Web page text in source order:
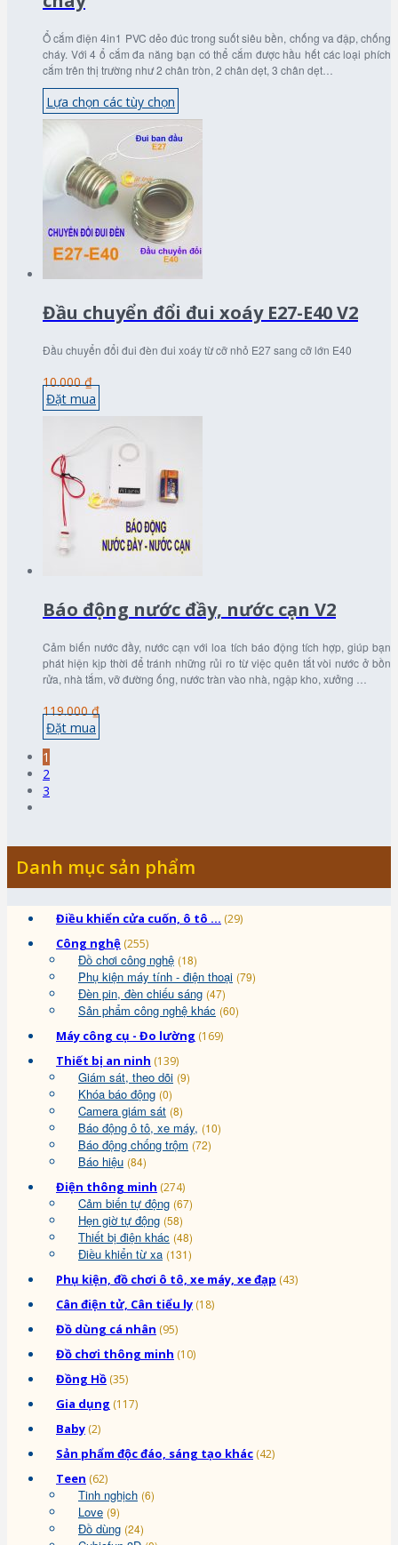
Ổ cắm điện 4in1 PVC dẻo đúc trong suốt siêu bền, chống va đập, chống
cháy. Với 4 ổ cắm đa năng bạn có thể cắm được hầu hết các loại phích
cắm trên thị trường như 2 chân tròn, 2 chân dẹt, 3 chân dẹt…
Lựa chọn các tùy chọn
Đầu chuyển đổi đui xoáy E27-E40 V2
Đầu chuyển đổi đui đèn đui xoáy từ cỡ nhỏ E27 sang cỡ lớn E40
10.000 ₫
Đặt mua
Báo động nước đầy, nước cạn V2
Cảm biến nước đầy, nước cạn với loa tích báo động tích hợp, giúp bạn
phát hiện kịp thời để tránh những rủi ro từ việc quên tắt vòi nước ở bồn
rửa, nhà tắm, vỡ đường ống, nước tràn vào nhà, ngập kho, xưởng …
119.000 ₫
Đặt mua
1
2
3
Danh mục sản phẩm
Điều khiển cửa cuốn, ô tô ... (29)
Công nghệ (255)
Đồ chơi công nghệ (18)
Phụ kiện máy tính - điện thoại (79)
Đèn pin, đèn chiếu sáng (47)
Sản phẩm công nghệ khác (60)
Máy công cụ - Đo lường (169)
Thiết bị an ninh (139)
Giám sát, theo dõi (9)
Khóa báo động (0)
Camera giám sát (8)
Báo động ô tô, xe máy, (10)
Báo động chống trộm (72)
Báo hiệu (84)
Điện thông minh (274)
Cảm biến tự động (67)
Hẹn giờ tự động (58)
Thiết bị điện khác (48)
Điều khiển từ xa (131)
Phụ kiện, đồ chơi ô tô, xe máy, xe đạp (43)
Cân điện tử, Cân tiểu ly (18)
Đồ dùng cá nhân (95)
Đồ chơi thông minh (10)
Đồng Hồ (35)
Gia dụng (117)
Baby (2)
Sản phẩm độc đáo, sáng tạo khác (42)
Teen (62)
Tinh nghịch (6)
Love (9)
Đồ dùng (24)